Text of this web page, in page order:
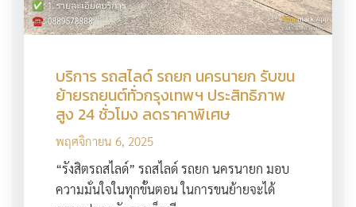
บริการ รถสไลด์ รถยก นครนายก รับขน
ย้ายรถยนต์ทั่วกรุงเทพฯ ประสิทธิภาพ
สูง 24 ชั่วโมง ลดราคาพิเศษ
พฤศจิกายน 6, 2025
“รังสิตรถสไลด์” รถสไลด์ รถยก นครนายก มอบ
ความมั่นใจในทุกขั้นตอน ในการขนย้ายจะได้